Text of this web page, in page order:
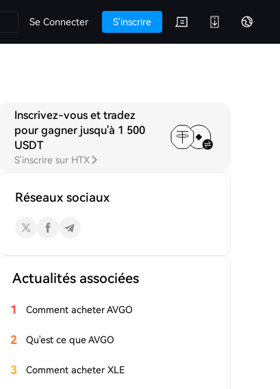
Se Connecter S'inscrire
Discussions
Inscrivez-vous et tradez
pour gagner jusqu'à 1 500
USDT
S'inscrire sur HTX
Réseaux sociaux
Actualités associées
1 Comment acheter AVGO
2 Qu'est ce que AVGO
3 Comment acheter XLE